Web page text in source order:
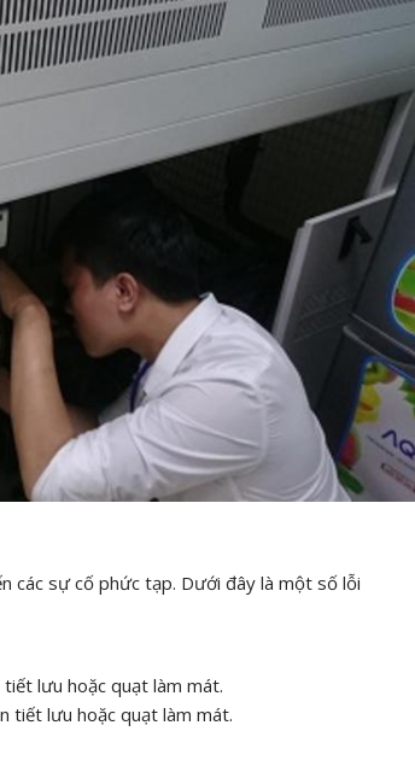
các sự cố phức tạp. Dưới đây là một số lỗi
lưu hoặc quạt làm mát.
tiết lưu hoặc quạt làm mát.